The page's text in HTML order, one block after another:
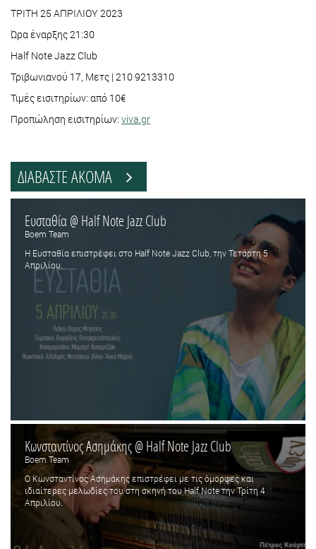
ΤΡΙΤΗ 25 ΑΠΡΙΛΙΟΥ 2023
Ώρα έναρξης 21:30
Half Note Jazz Club
Τριβωνιανού 17, Μετς | 210 9213310
Τιμές εισιτηρίων: από 10€
Προπώληση εισιτηρίων: viva.gr
ΔΙΑΒΑΣΤΕ ΑΚΟΜΑ
Ευσταθία @ Half Note Jazz Club
Boem Team
Η Ευσταθία επιστρέφει στο Half Note Jazz Club, την Τετάρτη 5
Απριλίου.
Κωνσταντίνος Ασημάκης @ Half Note Jazz Club
Boem Team
Ο Κωνσταντίνος Ασημάκης επιστρέφει με τις όμορφες και
ιδιαίτερες μελωδίες του στη σκηνή του Half Note την Τρίτη 4
Απριλίου.